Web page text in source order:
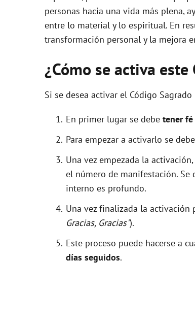
personas hacia una vida más plena,
entre lo material y lo espiritual. En
transformación personal y la mejora
¿Cómo se activa este
Si se desea activar el Código
En primer lugar se debe tener
Para empezar a activarlo se
Una vez empezada la
el número de manifestación.
interno es profundo.
Una vez finalizada la activación
Gracias, Gracias").
Este proceso puede hacerse a
días seguidos.